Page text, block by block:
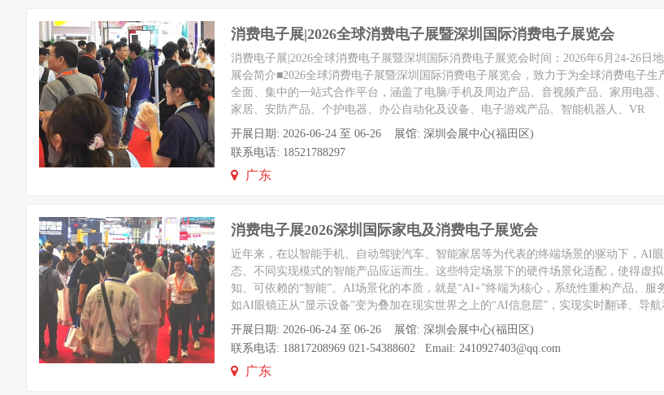
消费电子展|2026全球消费电子展暨深圳国际消费电子展览会
消费电子展|2026全球消费电子展暨深圳国际消费电子展览会时间：2026年6月24-26日
展会简介■2026全球消费电子展暨深圳国际消费电子展览会，致力于为全球消费电子生
全面、集中的一站式合作平台，涵盖了电脑/手机及周边产品、音视频产品、家用电器
家居、安防产品、个护电器、办公自动化及设备、电子游戏产品、智能机器人、VR
开展日期: 2026-06-24 至 06-26 展馆: 深圳会展中心(福田区)
联系电话: 18521788297
广东
消费电子展2026深圳国际家电及消费电子展览会
近年来，在以智能手机、自动驾驶汽车、智能家居等为代表的终端场景的驱动下，AI
态、不同实现模式的智能产品应运而生。这些特定场景下的硬件场景化适配，使得虚
知、可依赖的“智能”。AI场景化的本质，就是“AI+”终端为核心，系统性重构产品、服
如AI眼镜正从“显示设备”变为叠加在现实世界之上的“AI信息层”，实现实时翻译、导航
开展日期: 2026-06-24 至 06-26 展馆: 深圳会展中心(福田区)
联系电话: 18817208969 021-54388602 Email: 2410927403@qq.com
广东